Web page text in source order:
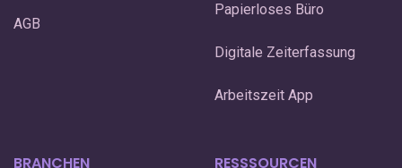
AGB
Papierloses Büro
Digitale Zeiterfassung
Arbeitszeit App
BRANCHEN RESSSOURCEN